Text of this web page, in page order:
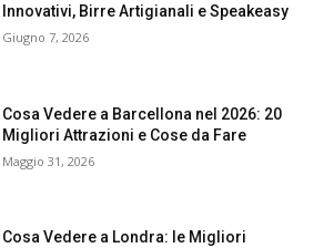
Innovativi, Birre Artigianali e Speakeasy
Giugno 7, 2026
Cosa Vedere a Barcellona nel 2026: 20
Migliori Attrazioni e Cose da Fare
Maggio 31, 2026
Cosa Vedere a Londra: le Migliori